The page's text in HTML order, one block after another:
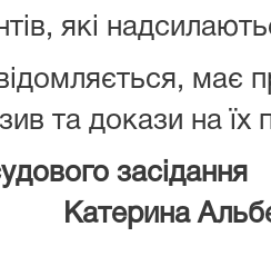
які
має
та докази на їх
Катерина